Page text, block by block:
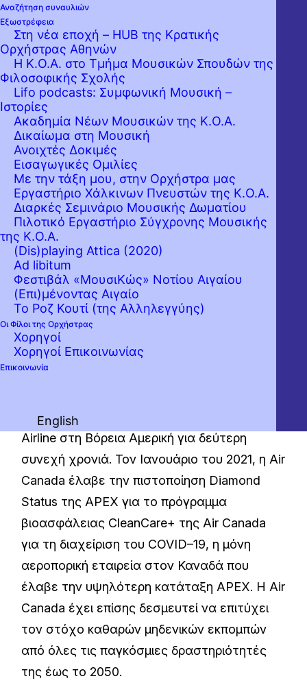
Αναζήτηση συναυλιών
Εξωστρέφεια
Στη νέα εποχή – HUB της Κρατικής
Ορχήστρας Αθηνών
Η Κ.Ο.Α. στο Τμήμα Μουσικών Σπουδών της
Φιλοσοφικής Σχολής
Lifo podcasts: Συμφωνική Μουσική –
Ιστορίες
Ακαδημία Νέων Μουσικών της Κ.Ο.Α.
Δικαίωμα στη Μουσική
Ανοιχτές Δοκιμές
Εισαγωγικές Ομιλίες
Με την τάξη μου, στην Ορχήστρα μας
Εργαστήριo Χάλκινων Πνευστών της Κ.Ο.Α.
Διαρκές Σεμινάριο Μουσικής Δωματίου
Πιλοτικό Εργαστήριο Σύγχρονης Μουσικής
της Κ.Ο.Α.
(Dis)playing Attica (2020)
Ad libitum
Φεστιβάλ «ΜουσιΚώς» Νοτίου Αιγαίου
(Επι)μένοντας Αιγαίο
Το Ροζ Κουτί (της Αλληλεγγύης)
Οι Φίλοι της Ορχήστρας
Χορηγοί
Χορηγοί Επικοινωνίας
Επικοινωνία
English
Η Air Canada είναι η μεγαλύτερη αεροπορική
εταιρεία εσωτερικού και εξωτερικού του
Καναδά και, το 2019, ήταν μεταξύ των 20
μεγαλύτερων αεροπορικών εταιρειών στον
κόσμο. Είναι ο εθνικός αερομεταφορέας του
Καναδά και ιδρυτικό μέλος της Star Alliance,
του πιο ολοκληρωμένου δικτύου
αερομεταφορών στον κόσμο.
Η Air Canada
είναι ο μόνος αερομεταφορέας διεθνούς
δικτύου στη Βόρεια Αμερική που έλαβε
κατάταξη τεσσάρων αστέρων σύμφωνα με
την ανεξάρτητη βρετανική εταιρεία ερευνών
ανακηρύχθηκε από το Global Traveler’s Best
Airline στη Βόρεια Αμερική για δεύτερη
συνεχή χρονιά. Τον Ιανουάριο του 2021, η Air
Canada έλαβε την πιστοποίηση Diamond
Status της APEX για το πρόγραμμα
βιοασφάλειας CleanCare+ της Air Canada
για τη διαχείριση του COVID–19, η μόνη
αεροπορική εταιρεία στον Καναδά που
έλαβε την υψηλότερη κατάταξη APEX. Η Air
Canada έχει επίσης δεσμευτεί να επιτύχει
τον στόχο καθαρών μηδενικών εκπομπών
από όλες τις παγκόσμιες δραστηριότητές
της έως το 2050.